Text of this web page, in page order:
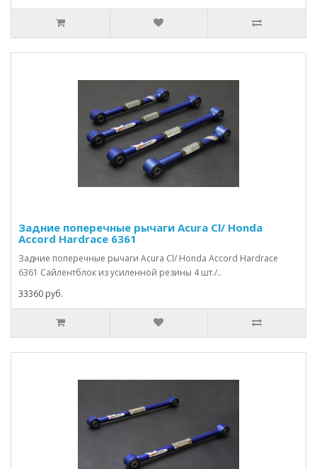
Задние поперечные рычаги Acura Cl/ Honda
Accord Hardrace 6361
Задние поперечные рычаги Acura Cl/ Honda Accord Hardrace
6361 Сайлентблок из усиленной резины 4 шт./..
33360 руб.